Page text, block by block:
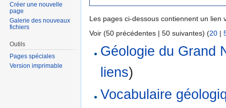
Les pages ci-dessous contiennent un lien
Voir (50 précédentes | 50 suivantes) (20 |
Géologie du Grand
liens)
Vocabulaire
Créer une nouvelle
page
Galerie des nouveaux
fichiers
Outils
Pages spéciales
Version imprimable